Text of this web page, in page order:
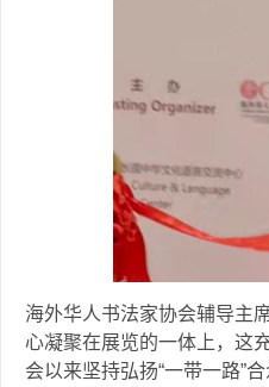
海外华人书法家协会辅导主
心凝聚在展览的一体上，这
会以来坚持弘扬“一带一路”